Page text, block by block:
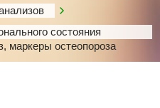
состояния
маркеры остеопороза